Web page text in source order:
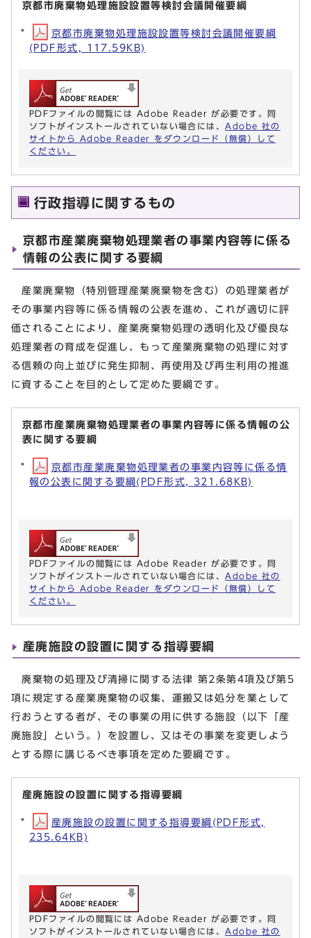
京都市廃棄物処理施設設置等検討会議開催要綱
京都市廃棄物処理施設設置等検討会議開催要綱
(PDF形式, 117.59KB)
PDFファイルの閲覧には Adobe Reader が必要です。同
ソフトがインストールされていない場合には、 Adobe 社の
サイトから Adobe Reader をダウンロード（無償）して
ください。
行政指導に関するもの
京都市産業廃棄物処理業者の事業内容等に係る
情報の公表に関する要綱
産業廃棄物（特別管理産業廃棄物を含む）の処理業者が
その事業内容等に係る情報の公表を進め、これが適切に評
価されることにより、産業廃棄物処理の透明化及び優良な
処理業者の育成を促進し、もって産業廃棄物の処理に対す
る信頼の向上並びに発生抑制、再使用及び再生利用の推進
に資することを目的として定めた要綱です。
京都市産業廃棄物処理業者の事業内容等に係る情報の公
表に関する要綱
京都市産業廃棄物処理業者の事業内容等に係る情
報の公表に関する要綱(PDF形式, 321.68KB)
PDFファイルの閲覧には Adobe Reader が必要です。同
ソフトがインストールされていない場合には、 Adobe 社の
サイトから Adobe Reader をダウンロード（無償）して
ください。
産廃施設の設置に関する指導要綱
廃棄物の処理及び清掃に関する法律 第2条第4項及び第5
項に規定する産業廃棄物の収集、運搬又は処分を業として
行おうとする者が、その事業の用に供する施設（以下「産
廃施設」という。）を設置し、又はその事業を変更しよう
とする際に講じるべき事項を定めた要綱です。
産廃施設の設置に関する指導要綱
産廃施設の設置に関する指導要綱(PDF形式,
235.64KB)
PDFファイルの閲覧には Adobe Reader が必要です。同
ソフトがインストールされていない場合には、 Adobe 社の